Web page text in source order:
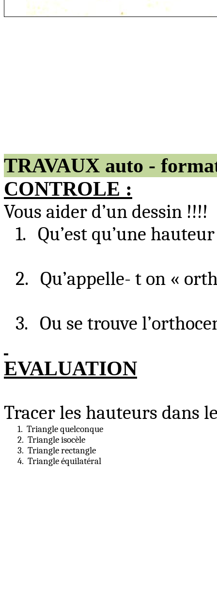
TRAVAUX auto -
CONTROLE :
Vous aider d’un dessin !!!!
1. Qu’est qu’une
2. Qu’appelle- t on «
3. Ou se trouve
EVALUATION
Tracer les hauteurs dans
1. Triangle quelconque
2. Triangle isocèle
3. Triangle rectangle
4. Triangle équilatéral